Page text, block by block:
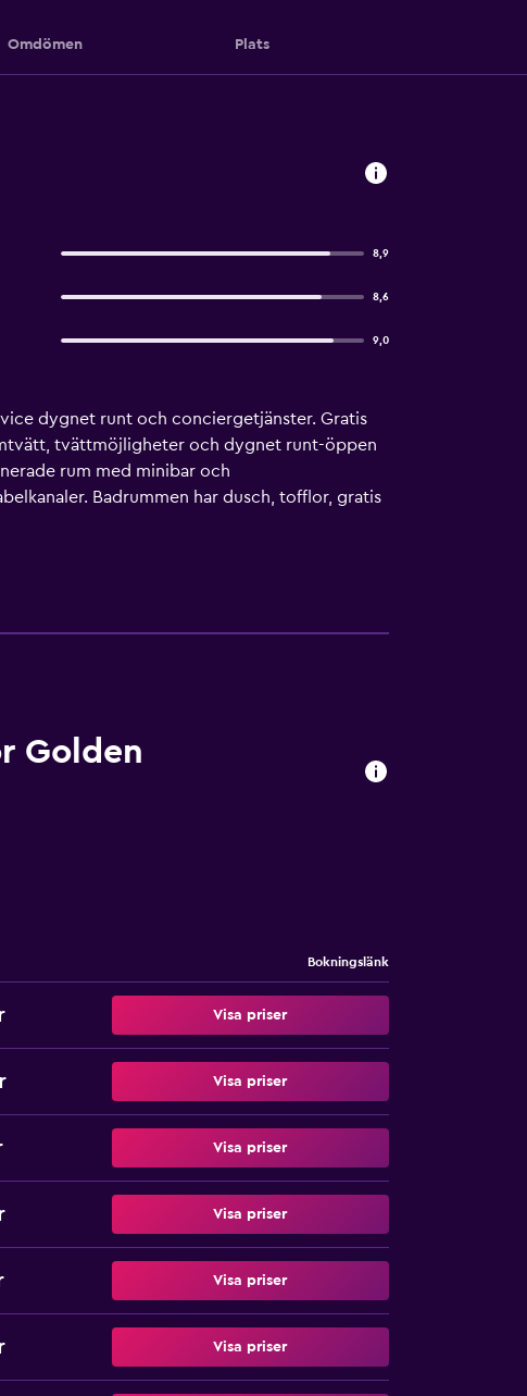
Omdömen Plats
8,9
8,6
9,0
dygnet runt och conciergetjänster. Gratis
tvättmöjligheter och dygnet runt-öppen
rum med minibar och
Badrummen har dusch, tofflor, gratis
skrivbordsstolar och telefon. Dessutom har
lakan kan fås på begäran. Städning sker
Golden
Bokningslänk
Visa priser
Visa priser
Visa priser
Visa priser
Visa priser
Visa priser